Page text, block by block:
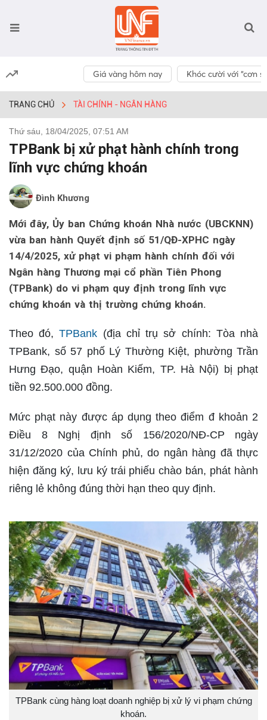
Giá vàng hôm nay Khóc cười với “cơn
TRANG CHỦ TÀI CHÍNH - NGÂN HÀNG
Thứ sáu, 18/04/2025, 07:51 AM
TPBank bị xử phạt hành chính trong
lĩnh vực chứng khoán
Đình Khương
Mới đây, Ủy ban Chứng khoán Nhà nước (UBCKNN)
vừa ban hành Quyết định số 51/QĐ-XPHC ngày
14/4/2025, xử phạt vi phạm hành chính đối với
Ngân hàng Thương mại cổ phần Tiên Phong
(TPBank) do vi phạm quy định trong lĩnh vực
chứng khoán và thị trường chứng khoán.
Theo đó,TPBank (địa chỉ trụ sở chính: Tòa nhà
TPBank, số 57 phố Lý Thường Kiệt, phường Trần
Hưng Đạo, quận Hoàn Kiếm, TP. Hà Nội) bị phạt
tiền 92.500.000 đồng.
Mức phạt này được áp dụng theo điểm đ khoản 2
Điều 8 Nghị định số 156/2020/NĐ-CP ngày
31/12/2020 của Chính phủ, do ngân hàng đã thực
hiện đăng ký, lưu ký trái phiếu chào bán, phát hành
riêng lẻ không đúng thời hạn theo quy định.
TPBank cùng hàng loạt doanh nghiệp bị xử lý vi phạm chứng
khoán.